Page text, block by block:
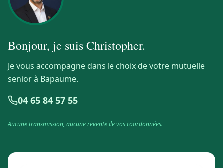
Bonjour, je suisChristopher.
Je vous accompagne dans le choix de votre mutuelle
senior à Bapaume.
04 65 84 57 55
Aucune transmission, aucune revente de vos coordonnées.